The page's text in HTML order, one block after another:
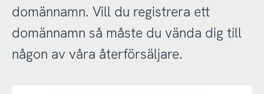
domännamn. Vill du registrera ett
domännamn så måste du vända dig till
någon av våra återförsäljare.